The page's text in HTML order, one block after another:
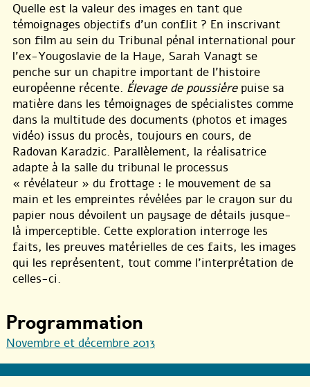
Quelle est la valeur des images en tant que
témoignages objectifs d’un conflit ? En inscrivant
son film au sein du Tribunal pénal international pour
l’ex-Yougoslavie de la Haye, Sarah Vanagt se
penche sur un chapitre important de l’histoire
européenne récente. Élevage de poussièrepuise sa
matière dans les témoignages de spécialistes comme
dans la multitude des documents (photos et images
vidéo) issus du procès, toujours en cours, de
Radovan Karadzic. Parallèlement, la réalisatrice
adapte à la salle du tribunal le processus
« révélateur » du frottage : le mouvement de sa
main et les empreintes révélées par le crayon sur du
papier nous dévoilent un paysage de détails jusque-
là imperceptible. Cette exploration interroge les
faits, les preuves matérielles de ces faits, les images
qui les représentent, tout comme l’interprétation de
celles-ci.
Programmation
Novembre et décembre 2013